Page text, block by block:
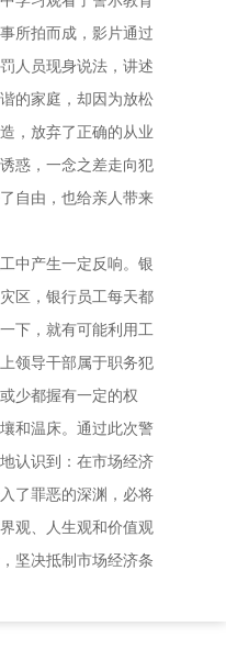
所拍而成，影片通过
人员现身说法，讲述
的家庭，却因为放松
，放弃了正确的从业
惑，一念之差走向犯
自由，也给亲人带来
中产生一定反响。银
区，银行员工每天都
下，就有可能利用工
领导干部属于职务犯
少都握有一定的权
和温床。通过此次警
认识到：在市场经济
了罪恶的深渊，必将
观、人生观和价值观
坚决抵制市场经济条